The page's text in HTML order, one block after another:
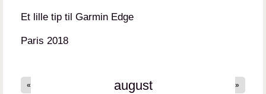
Et lille tip til Garmin Edge
Paris 2018
august
« »